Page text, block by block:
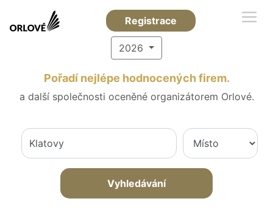
Registrace
2026
Pořadí nejlépe hodnocených firem.
a další společnosti oceněné organizátorem Orlové.
Vyhledávání